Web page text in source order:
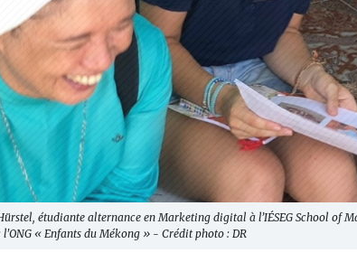
étudiante alternance en Marketing digital à l’IÉSEG School of
l'ONG « Enfants du Mékong » - Crédit photo : DR